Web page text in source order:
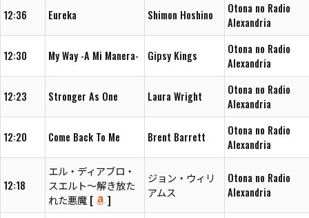
12:36 Eureka Shimon Hoshino
Otona no Radio
Alexandria
12:30 My Way -A Mi Manera- Gipsy Kings
Otona no Radio
Alexandria
12:23 Stronger As One Laura Wright
Otona no Radio
Alexandria
12:20 Come Back To Me Brent Barrett
Otona no Radio
Alexandria
12:18
エル・ディアブロ・
スエルト～解き放た
れた悪魔 [
]
ジョン・ウィリ
アムス
Otona no Radio
Alexandria